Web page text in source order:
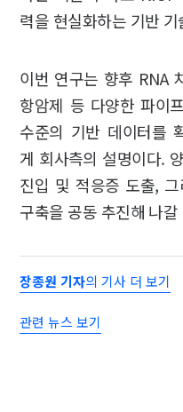
력을 현실화하는 기반
이번 연구는 향후 RNA
항암제 등 다양한 파이
수준의 기반 데이터를
게 회사측의 설명이다.
진입 및 적응증 도출,
구축을 공동 추진해 나
장종원 기자의 기사 더 보기
관련 뉴스 보기